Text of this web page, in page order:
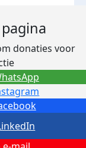
donaties voor